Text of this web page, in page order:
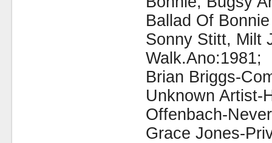
Ballad Of
Sonny Stitt, Milt
Walk.Ano:1981;
Brian Briggs-
Unknown Artist-
Offenbach-
Grace Jones-